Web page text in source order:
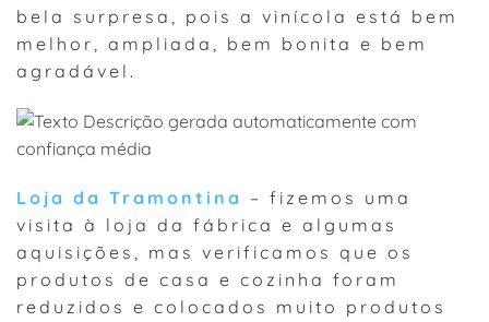
bela surpresa, pois a vinícola está bem
melhor, ampliada, bem bonita e bem
agradável.
Loja da Tramontina – fizemos uma
visita à loja da fábrica e algumas
aquisições, mas verificamos que os
produtos de casa e cozinha foram
reduzidos e colocados muito produtos